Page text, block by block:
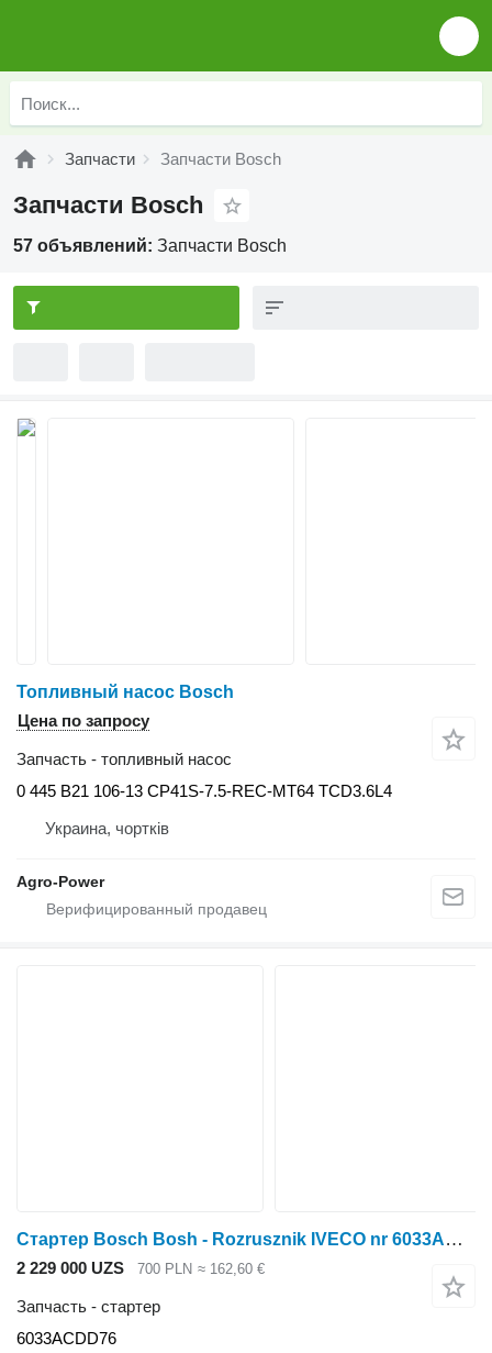
Запчасти Запчасти Bosch
Запчасти Bosch
57 объявлений: Запчасти Bosch
Топливный насос Bosch
Цена по запросу
Запчасть - топливный насос
0 445 B21 106-13 CP41S-7.5-REC-MT64 TCD3.6L4
Украина, чортків
Agro-Power
Стартер Bosch Bosh - Rozrusznik IVECO nr 6033ACDD76 NEW HOLLAND CASE silnik / для трактора
2 229 000 UZS 700 PLN ≈ 162,60 €
Запчасть - стартер
6033ACDD76